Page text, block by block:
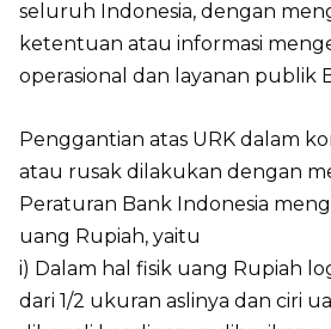
seluruh Indonesia, dengan
ketentuan atau informasi
operasional dan layanan publik
Penggantian atas URK dalam
atau rusak dilakukan dengan
Peraturan Bank Indonesia
uang Rupiah, yaitu
i) Dalam hal fisik uang Rupiah
dari 1/2 ukuran aslinya dan ciri